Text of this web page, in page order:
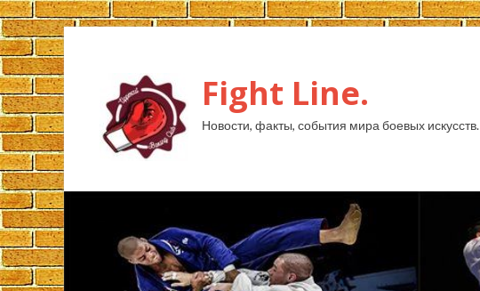
Fight Line.
Новости, факты, события мира боевых искусств.